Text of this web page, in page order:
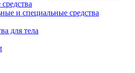
и специальные средства
для тела